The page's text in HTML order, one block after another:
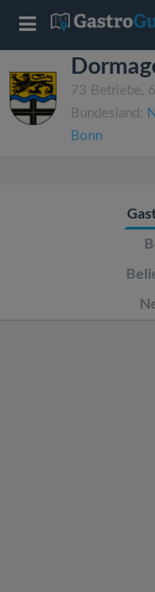
73 Betriebe,
Bundesland:
Bonn
T
o
g